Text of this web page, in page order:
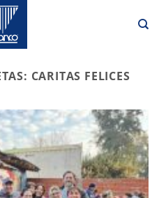
CARITAS FELICES